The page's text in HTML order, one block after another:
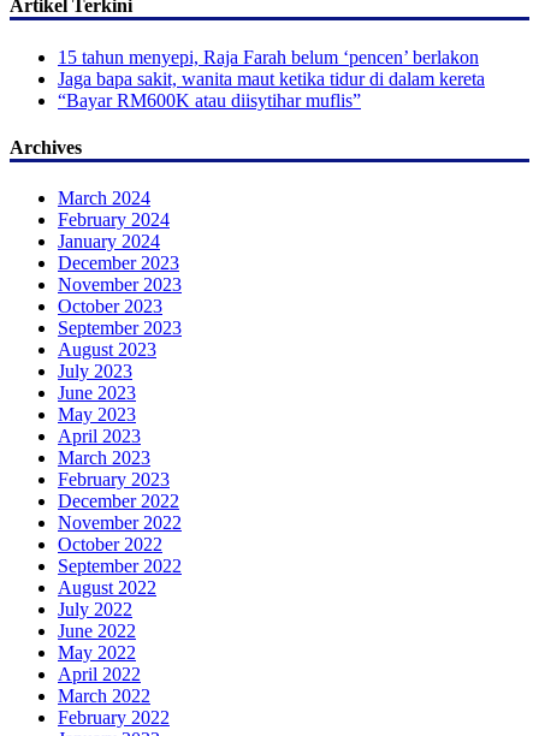
Artikel Terkini
15 tahun menyepi, Raja Farah belum ‘pencen’ berlakon
Jaga bapa sakit, wanita maut ketika tidur di dalam kereta
“Bayar RM600K atau diisytihar muflis”
Archives
March 2024
February 2024
January 2024
December 2023
November 2023
October 2023
September 2023
August 2023
July 2023
June 2023
May 2023
April 2023
March 2023
February 2023
December 2022
November 2022
October 2022
September 2022
August 2022
July 2022
June 2022
May 2022
April 2022
March 2022
February 2022